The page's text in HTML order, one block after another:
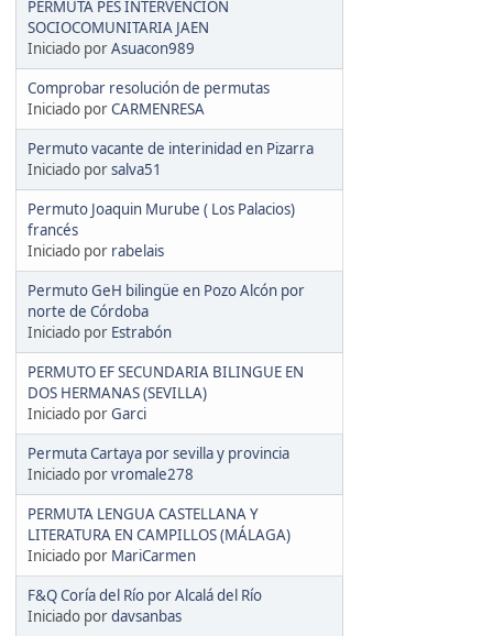
PERMUTA PES INTERVENCIÓN
SOCIOCOMUNITARIA JAEN
Iniciado porAsuacon989
Comprobar resolución de permutas
Iniciado porCARMENRESA
Permuto vacante de interinidad en Pizarra
Iniciado porsalva51
Permuto Joaquin Murube ( Los Palacios)
francés
Iniciado por rabelais
Permuto GeH bilingüe en Pozo Alcón por
norte de Córdoba
Iniciado por Estrabón
PERMUTO EF SECUNDARIA BILINGUE EN
DOS HERMANAS (SEVILLA)
Iniciado porGarci
Permuta Cartaya por sevilla y provincia
Iniciado porvromale278
PERMUTA LENGUA CASTELLANA Y
LITERATURA EN CAMPILLOS (MÁLAGA)
Iniciado por MariCarmen
F&Q Coría del Río por Alcalá del Río
Iniciado pordavsanbas